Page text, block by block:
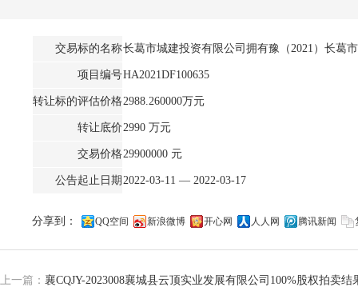
交易标的名称长葛市城建投资有限公司拥有豫（2021）长葛
项目编号HA2021DF100635
转让标的评估价格2988.260000万元
转让底价2990 万元
交易价格29900000 元
公告起止日期 2022-03-11 — 2022-03-17
分享到： QQ空间 新浪微博 开心网 人人网 腾讯新闻
上一篇： 襄CQJY-2023008襄城县云顶实业发展有限公司100%股权拍卖结